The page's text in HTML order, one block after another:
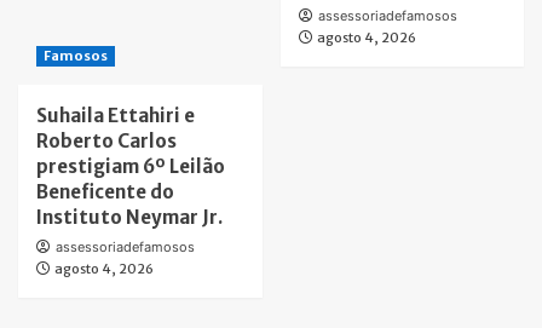
assessoriadefamosos
agosto 4, 2026
Famosos
Suhaila Ettahiri e
Roberto Carlos
prestigiam 6º Leilão
Beneficente do
Instituto Neymar Jr.
assessoriadefamosos
agosto 4, 2026